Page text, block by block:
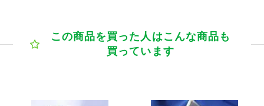
この商品を買った人はこんな商品も
買っています